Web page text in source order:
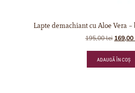
Lapte demachiant cu Aloe Vera –
195,00lei 169,00
ADAUGĂ ÎN COȘ